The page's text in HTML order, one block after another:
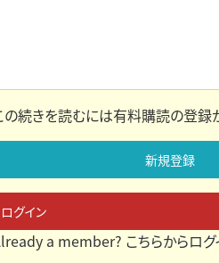
の続きを読むには有料購読の登録
新規登録
ログイン
a member? こちらからロ